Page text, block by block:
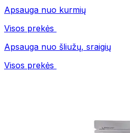
Apsauga nuo kurmių
Visos prekės
Apsauga nuo šliužų, sraigių
Visos prekės